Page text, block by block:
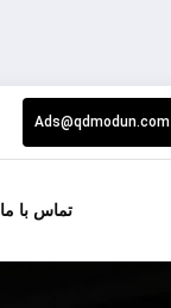
Ads@qdmodun.com
تماس با ما